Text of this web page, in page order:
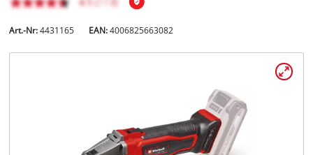
Art.-Nr: 4431165 EAN:4006825663082